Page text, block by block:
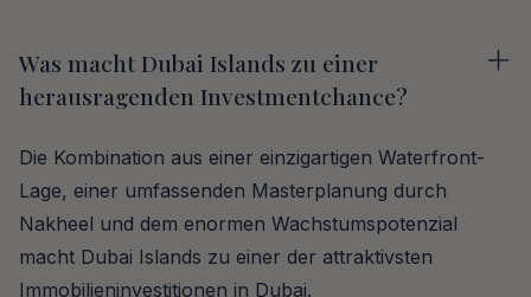
Was macht Dubai Islands zu einer
herausragenden Investmentchance?
Die Kombination aus einer einzigartigen Waterfront-
Lage, einer umfassenden Masterplanung durch
Nakheel und dem enormen Wachstumspotenzial
macht Dubai Islands zu einer der attraktivsten
Immobilieninvestitionen in Dubai.